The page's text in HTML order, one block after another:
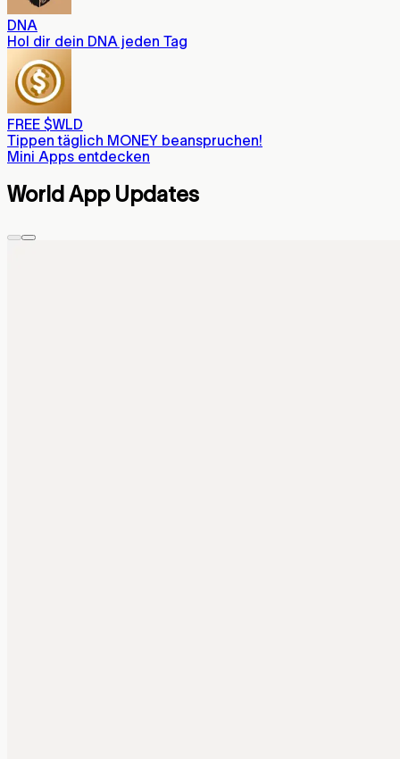
DNA
Hol dir dein DNA jeden Tag
FREE $WLD
Tippen täglich MONEY beanspruchen!
Mini Apps entdecken
World App Updates